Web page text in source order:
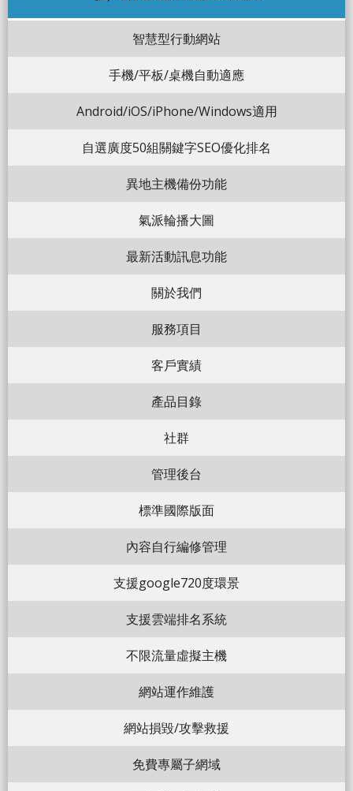
智慧型行動網站
手機/平板/桌機自動適應
Android/iOS/iPhone/Windows適用
自選廣度50組關鍵字SEO優化排名
異地主機備份功能
氣派輪播大圖
最新活動訊息功能
關於我們
服務項目
客戶實績
產品目錄
社群
管理後台
標準國際版面
內容自行編修管理
支援google720度環景
支援雲端排名系統
不限流量虛擬主機
網站運作維護
網站損毀/攻擊救援
免費專屬子網域